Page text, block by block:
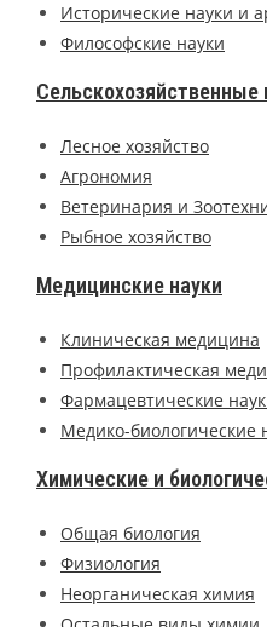
Исторические науки и
Философские науки
Сельскохозяйственные
Лесное хозяйство
Агрономия
Ветеринария и
Рыбное хозяйство
Медицинские науки
Клиническая медицина
Профилактическая
Фармацевтические
Медико-биологические
Химические и
Общая биология
Физиология
Неорганическая химия